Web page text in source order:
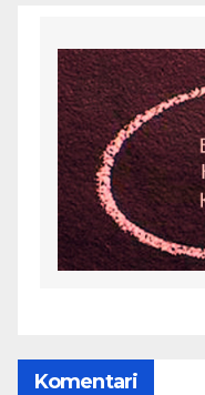
Komentari